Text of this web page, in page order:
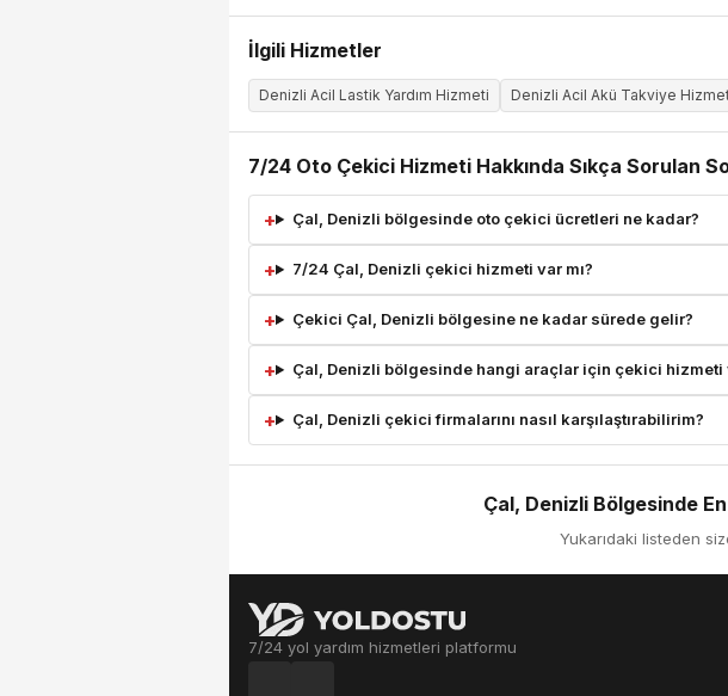
İlgili Hizmetler
Denizli Acil Lastik Yardım Hizmeti Denizli Acil Akü Takviye
7/24 Oto Çekici Hizmeti Hakkında Sıkça Sorulan
Çal, Denizli bölgesinde oto çekici ücretleri ne kadar?
7/24 Çal, Denizli çekici hizmeti var mı?
Çekici Çal, Denizli bölgesine ne kadar sürede gelir?
Çal, Denizli bölgesinde hangi araçlar için çekici hizmeti
Çal, Denizli çekici firmalarını nasıl karşılaştırabilirim?
Çal, Denizli Bölgesinde
Yukarıdaki listeden
7/24 yol yardım hizmetleri platformu